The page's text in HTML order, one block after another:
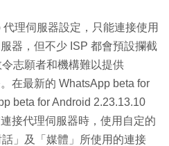
理伺服器設定，只能連接使用
器，但不少 ISP 都會預設攔截
志願者和機構難以提供
在最新的 WhatsApp beta for
beta for Android 2.23.13.10
接代理伺服器時，使用自定的
」及「媒體」所使用的連接